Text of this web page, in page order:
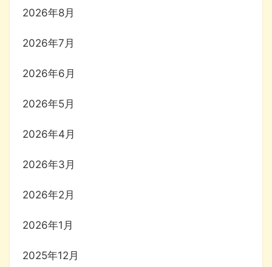
2026年8月
2026年7月
2026年6月
2026年5月
2026年4月
2026年3月
2026年2月
2026年1月
2025年12月